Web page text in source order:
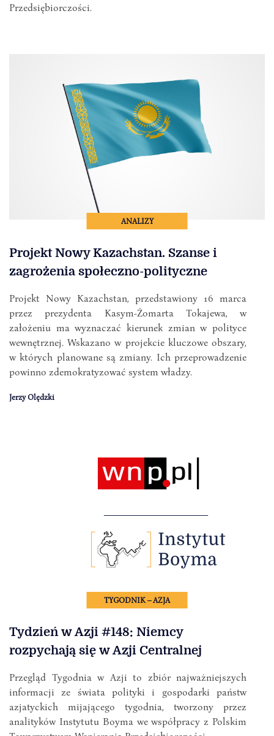
Przedsiębiorczości.
ANALIZY
Projekt Nowy Kazachstan. Szanse i
zagrożenia społeczno-polityczne
Projekt Nowy Kazachstan, przedstawiony 16 marca
przez prezydenta Kasym-Żomarta Tokajewa, w
założeniu ma wyznaczać kierunek zmian w polityce
wewnętrznej. Wskazano w projekcie kluczowe obszary,
w których planowane są zmiany. Ich przeprowadzenie
powinno zdemokratyzować system władzy.
Jerzy Olędzki
TYGODNIK – AZJA
Tydzień w Azji #148: Niemcy
rozpychają się w Azji Centralnej
Przegląd Tygodnia w Azji to zbiór najważniejszych
informacji ze świata polityki i gospodarki państw
azjatyckich mijającego tygodnia, tworzony przez
analityków Instytutu Boyma we współpracy z Polskim